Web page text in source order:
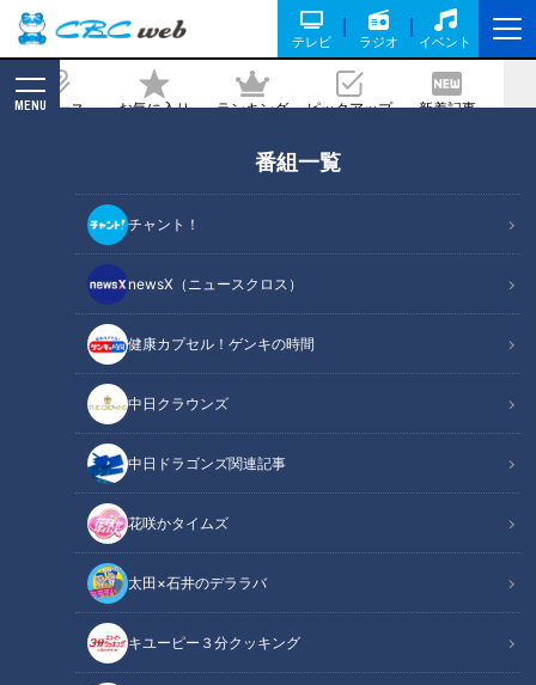
テレビ ラジオ イベント
ニュース お気に入り ランキング ピックアップ 新着記事
MENU
番組一覧
チャント！
newsX（ニュースクロス）
健康カプセル！ゲンキの時間
中日クラウンズ
中日ドラゴンズ関連記事
花咲かタイムズ
太田×石井のデララバ
キユーピー３分クッキング
は理由があった！止まらない食欲と体重
増加を防ぐコツとは
2023/10/23 16:40
CBCテレビ：画像『チャント！』